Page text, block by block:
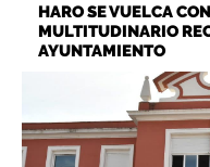
HARO SE VUELCA
MULTITUDINARIO
AYUNTAMIENTO